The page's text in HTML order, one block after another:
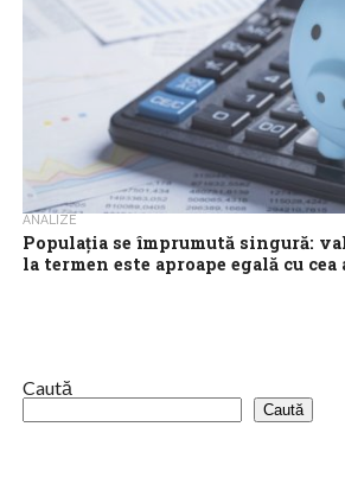
ANALIZE
Populația se împrumută singură:
la termen este aproape egală cu
Caută
Caută